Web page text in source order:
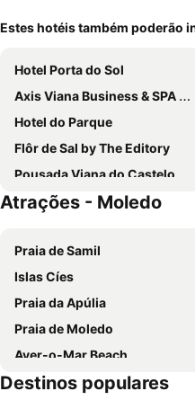
Estes hotéis também poderão
Hotel Porta do Sol
Axis Viana Business & SPA Hotel
Hotel do Parque
Flôr de Sal by The Editory
Pousada Viana do Castelo
AP Dona Aninhas
Hotel Fabrica do Chocolate
Rua Grande Hotel
Flag Design Hotel
Hotel Laranjeira
Absoluto Design Hotel
Quintinha D`Arga
Atrações - Moledo
Praia de Samil
Islas Cíes
Praia da Apúlia
Praia de Moledo
Aver-o-Mar Beach
Playa de Barra
Destinos populares